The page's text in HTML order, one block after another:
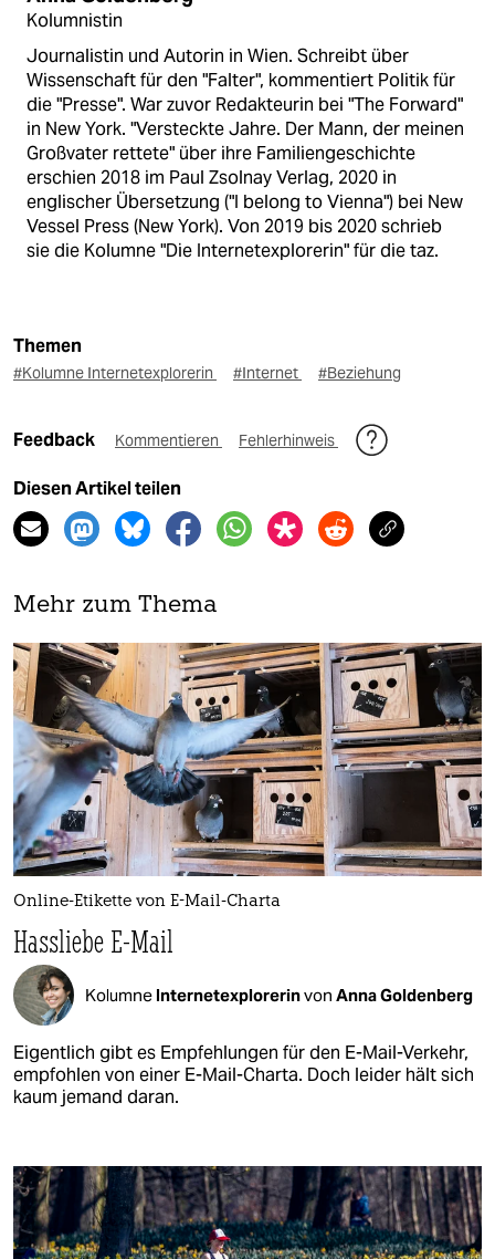
Kolumnistin
Journalistin und Autorin in Wien. Schreibt über
Wissenschaft für den "Falter", kommentiert Politik für
die "Presse". War zuvor Redakteurin bei "The Forward"
in New York. "Versteckte Jahre. Der Mann, der meinen
Großvater rettete" über ihre Familiengeschichte
erschien 2018 im Paul Zsolnay Verlag, 2020 in
englischer Übersetzung ("I belong to Vienna") bei New
Vessel Press (New York). Von 2019 bis 2020 schrieb
sie die Kolumne "Die Internetexplorerin" für die taz.
Themen
#Kolumne Internetexplorerin #Internet #Beziehung
Feedback Kommentieren Fehlerhinweis
Diesen Artikel teilen
Mehr zum Thema
Online-Etikette von E-Mail-Charta
Hassliebe E-Mail
Kolumne Internetexplorerinvon Anna Goldenberg
Eigentlich gibt es Empfehlungen für den E-Mail-Verkehr,
empfohlen von einer E-Mail-Charta. Doch leider hält sich
kaum jemand daran.